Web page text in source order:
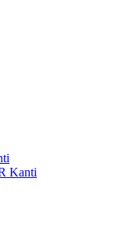
Kanti